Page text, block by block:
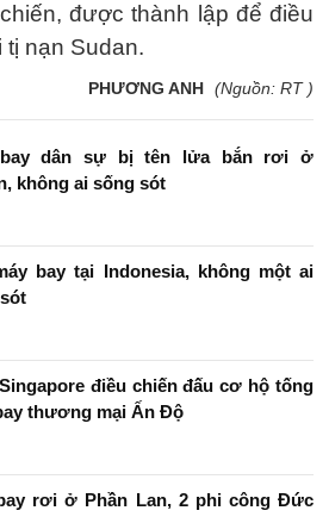
được thành lập để điều
nạn Sudan.
PHƯƠNG ANH (Nguồn: RT )
bay dân sự bị tên lửa bắn rơi ở
không ai sống sót
bay tại Indonesia, không một ai
điều chiến đấu cơ hộ tống
thương mại Ấn Độ
rơi ở Phần Lan, 2 phi công Đức